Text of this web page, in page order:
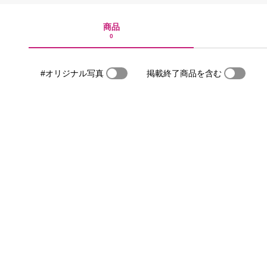
商品
0
#オリジナル写真 掲載終了商品を含む